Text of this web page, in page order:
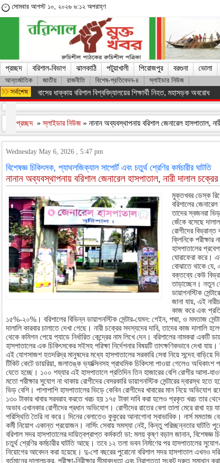
সোমবার আগস্ট ১০, ২০২৬ ৬:১২ অপরাহ্ণ
প্রচ্ছদ বরিশাল-বিভাগ ঝালকাঠি পটুয়াখালী পিরোজপুর বরগুনা ভোলা
আন্তর্জাতিক জাতীয় রাজনীতি বিশেষ-প্রতিবেদন-৪ স্লাইডার নিউজ
আগামী ৫ বছরে দেশজুড়ে ২৫ কোটি বৃক্ষরোপণের মেগা পরিকল্পনা গ্রহণ :
প্রচ্ছদ »স্লাইডার নিউজ » নানান অব্যবস্থাপনায় বরিশাল জেনারেল হাসপাতাল,
Wednesday May 6, 2026 , 5:47 pm
বিশেষজ্ঞ চিকিৎসক, প্যাথলজিক্যাল সাপোর্ট এবং চতুর্থ শ্রেণির কর্মচারীর ঘাটতি
নানান অব্যবস্থাপনায় বরিশাল জেনারেল হাসপাতাল, নারী দালাল চক্রের
মুক্তখবর ডেস্ক
বরিশালের
তাদের স্বজনরা
জেঁকে বসেছে
রোগীদের বিভ্রান্ত
ক্লিনিকে পরীক্ষার
হাসপাতালের
ঘোরাফেরা করে।
বোঝাতে থাকে যে,
বক্তব্যে কেউ
তাড়াচ্ছেন। নতুন
ডায়াগনস্টিক
জানা যায়, এই
কাজ করে এবং
১৫%-২০%। বরিশালের বিভিন্ন ডায়াগনস্টিক সেন্টার-যেমন: গেইন, পদ্মা, ও মমতাজ
দালালি কারবার চালাতে দেখা গেছে। নারী চক্রের সদস্যদের দাবি, তাদের কাজ দালালি
থেকে কমিশন পেয়ে প্যাডে নির্ধারিত কেন্দ্রের নাম লিখে দেন। বরিশালের নামকরা একটি
হাসপাতালের এক চিকিৎসকের সইসহ পরিক্ষা নির্দেশনার বিষয়টি তাৎক্ষণিকভাবে দেখা
এই যোগসাজশ হতদরিদ্র মানুষদের মধ্যে হাসপাতালের সরকারি সেবা নিয়ে সন্দেহ বাড়িয়ে
টিকিট কেটে ডায়রিয়া, জলাতঙ্ক ভ্যাক্সিনসহ প্রাথমিক চিকিৎসা পাওয়া গেলেও অধিকাংশ
যেতে হচ্ছে। ১০০ শয্যার এই হাসপাতালে প্রতিদিন তিন হাজারের বেশি রোগীর আসা-
মতো পরীক্ষার সুযোগ না থাকায় রোগীদের বেসরকারি ডায়াগনস্টিক সেন্টারের দ্বারস্থ হতে
ভিড় বেশি। পাশাপাশি হাসপাতালের ভিড়ে কেবিন রোগীদের খাবারের মান নিয়ে অভিযোগ
১৩০ টাকার খাবার সরবরাহ করতে খরচ হয় ১৭৫ টাকা দাবি করা হলেও প্রকৃত খরচ তার
অভাব এখানকার রোগীদের প্রধান অভিযোগ। রোগীদের রাতের বেলা তালা মেরে রাখা হয়
পরিস্থিতি তৈরি না করে। দিনের বেলাতেও কুকুরের আনাগোনা স্বাভাবিক। নার্স মমতাজ
কর্মী নিয়োগ একান্ত প্রয়োজন। নার্সিং সেবায় সমস্যা নেই, কিন্তু পরিচ্ছন্নতার ঘাটতি
বরিশাল সদর হাসপাতালের দায়িত্বপ্রাপ্ত কর্মকর্তা ডা: মলয় কৃষ্ণ বড়াল জানান, বিশেষজ্ঞ
চতুর্থ শ্রেণির কর্মচারীর ঘাটতি আছে। তবে ১২ তলা ভবন নির্মাণের পর হাসপাতালের
নিয়োগের আবেদন করা হয়েছে। দু-শো বছরের পুরোনো বরিশাল সদর হাসপাতাল এখনও
বর্তমানের দালালচক্র, পরীক্ষা-নিরীক্ষার সীমাবদ্ধতা এবং নিরাপত্তা সংকট দ্রুত সমাধান